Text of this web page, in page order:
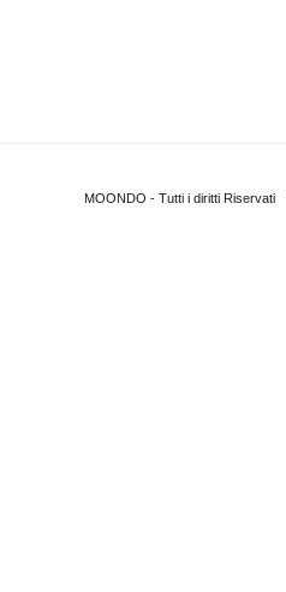
MOONDO - Tutti i diritti Riservati